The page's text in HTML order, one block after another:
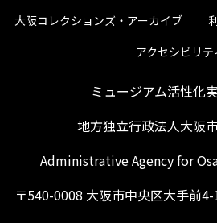
大阪コレクションズ・アーカイブ
アクセシビリテ
ミュージアム活性化
地方独立行政法人大阪
Administrative Agency for
〒540-0008 大阪市中央区大手前